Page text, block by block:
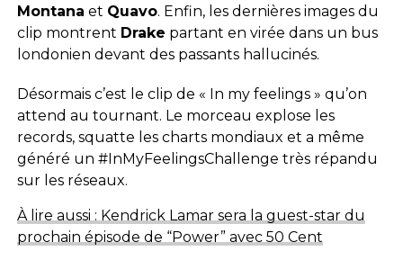
Montana et Quavo. Enfin, les dernières images du
clip montrent Drake partant en virée dans un bus
londonien devant des passants hallucinés.
Désormais c’est le clip de « In my feelings » qu’on
attend au tournant. Le morceau explose les
records, squatte les charts mondiaux et a même
généré un #InMyFeelingsChallenge très répandu
sur les réseaux.
À lire aussi : Kendrick Lamar sera la guest-star du
prochain épisode de “Power” avec 50 Cent